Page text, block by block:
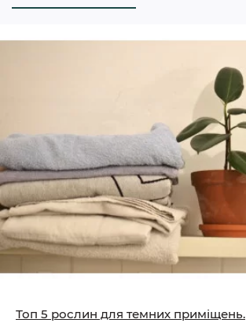
Топ 5 рослин для темних приміщень.